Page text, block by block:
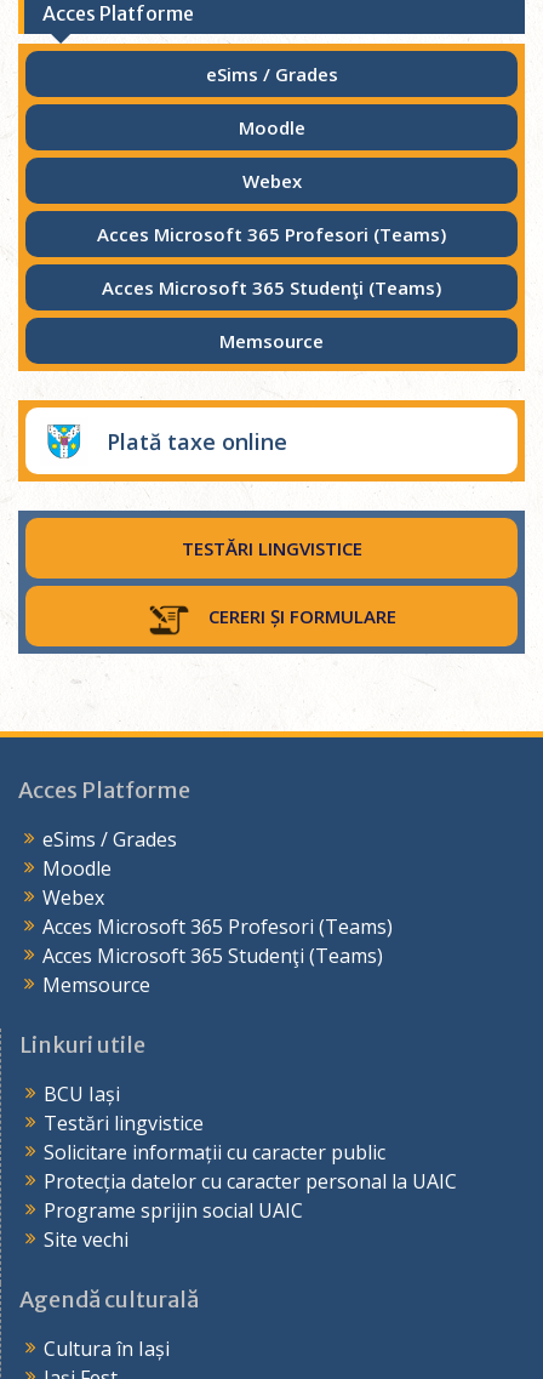
Acces Platforme
eSims / Grades
Moodle
Webex
Acces Microsoft 365 Profesori (Teams)
Acces Microsoft 365 Studenţi (Teams)
Memsource
Plată taxe online
TESTĂRI LINGVISTICE
CERERI ȘI FORMULARE
Acces Platforme
eSims / Grades
Moodle
Webex
Acces Microsoft 365 Profesori (Teams)
Acces Microsoft 365 Studenţi (Teams)
Memsource
Linkuri utile
BCU Iași
Testări lingvistice
Solicitare informații cu caracter public
Protecția datelor cu caracter personal la UAIC
Programe sprijin social UAIC
Site vechi
Agendă culturală
Cultura în Iași